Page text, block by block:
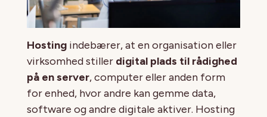
Hosting indebærer, at en organisation eller
virksomhed stiller digital plads til rådighed
på en server, computer eller anden form
for enhed, hvor andre kan gemme data,
software og andre digitale aktiver. Hosting